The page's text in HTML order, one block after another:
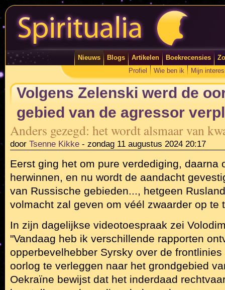
Nieuws Blogs Artikelen Boekrecensies
Profiel
Wie ben ik Mijn
Volgens Zelenski werd de
gebied van de agressor
Anders gezegd: het wordt alsmaar van
door Tsenne Kikke - zondag 11 augustus 2024 20:17
Eerst ging het om pure verdediging, daarna
herwinnen, en nu wordt de aandacht
van Russische gebieden..., hetgeen
volmacht zal geven om véél zwaarder op te
In zijn dagelijkse videotoespraak zei
"Vandaag heb ik verschillende rapporten
opperbevelhebber Syrsky over de
oorlog te verleggen naar het grondgebied
Oekraïne bewijst dat het inderdaad